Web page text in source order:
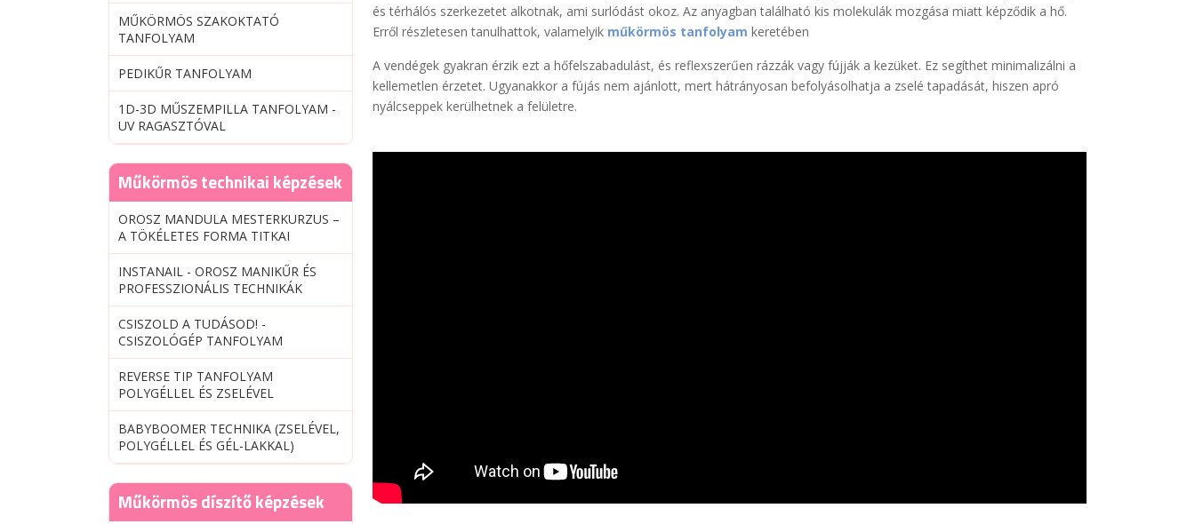
és térhálós szerkezetet alkotnak, ami surlódást okoz. Az anyagban található kis molekulák mozgása miatt képződik a hő.
Erről részletesen tanulhattok, valamelyik műkörmös tanfolyam keretében
A vendégek gyakran érzik ezt a hőfelszabadulást, és reflexszerűen rázzák vagy fújják a kezüket. Ez segíthet minimalizálni a
kellemetlen érzetet. Ugyanakkor a fújás nem ajánlott, mert hátrányosan befolyásolhatja a zselé tapadását, hiszen apró
nyálcseppek kerülhetnek a felületre.
MŰKÖRMÖS SZAKOKTATÓ
TANFOLYAM
PEDIKŰR TANFOLYAM
1D-3D MŰSZEMPILLA TANFOLYAM -
UV RAGASZTÓVAL
Műkörmös technikai képzések
OROSZ MANDULA MESTERKURZUS –
A TÖKÉLETES FORMA TITKAI
INSTANAIL - OROSZ MANIKŰR ÉS
PROFESSZIONÁLIS TECHNIKÁK
CSISZOLD A TUDÁSOD! -
CSISZOLÓGÉP TANFOLYAM
REVERSE TIP TANFOLYAM
POLYGÉLLEL ÉS ZSELÉVEL
BABYBOOMER TECHNIKA (ZSELÉVEL,
POLYGÉLLEL ÉS GÉL-LAKKAL)
Műkörmös díszítő képzések